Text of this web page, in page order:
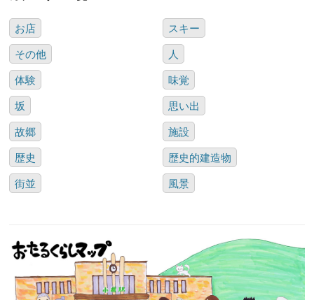
お店
スキー
その他
人
体験
味覚
坂
思い出
故郷
施設
歴史
歴史的建造物
街並
風景